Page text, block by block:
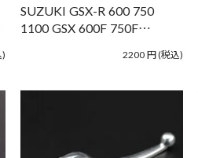
SUZUKI GSX-R 600 750
1100 GSX 600F 750F…
2200円(税込)